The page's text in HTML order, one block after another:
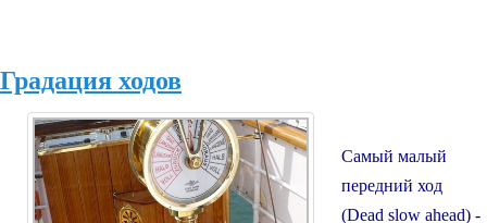
Градация ходов
Самый малый
передний ход
(Dead slow ahead) -